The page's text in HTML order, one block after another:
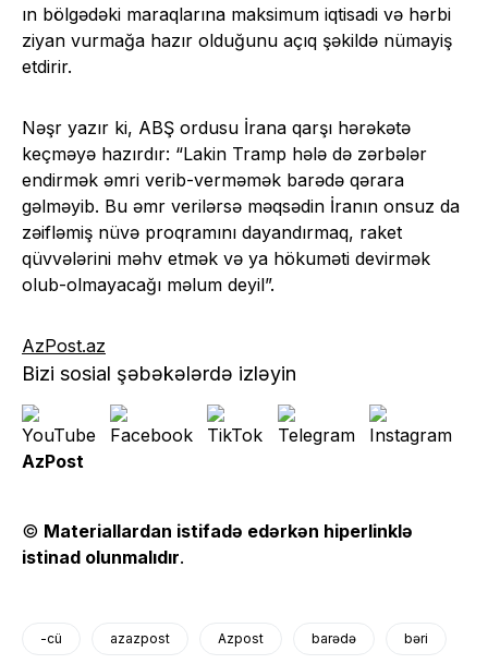
ın bölgədəki maraqlarına maksimum iqtisadi və hərbi
ziyan vurmağa hazır olduğunu açıq şəkildə nümayiş
etdirir.
Nəşr yazır ki, ABŞ ordusu İrana qarşı hərəkətə
keçməyə hazırdır: “Lakin Tramp hələ də zərbələr
endirmək əmri verib-verməmək barədə qərara
gəlməyib. Bu əmr verilərsə məqsədin İranın onsuz da
zəifləmiş nüvə proqramını dayandırmaq, raket
qüvvələrini məhv etmək və ya hökuməti devirmək
olub-olmayacağı məlum deyil”.
AzPost.az
Bizi sosial şəbəkələrdə izləyin
AzPost
© Materiallardan istifadə edərkən hiperlinklə
istinad olunmalıdır.
-cü azazpost Azpost barədə bəri